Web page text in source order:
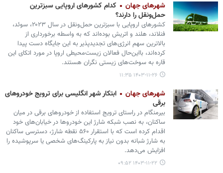
شهرهای جهان
کدام کشورهای اروپایی سبزترین
حمل‌ونقل را دارند؟
کشورهای اروپایی با سبزترین حمل‌ونقل در سال ۲۰۲۳، سوئد،
فنلاند، هلند و اتریش بوده‌اند که به واسطه برخورداری از
بالاترین سهم انرژی‌های تجدیدپذیر به این جایگاه دست پیدا
کرده‌اند، بااین‌حال فعالان زیست‌محیطی اروپا در مورد اتکای این
قاره به سوخت‌های زیستی نگران هستند.
۱۴۰۳-۱۱-۲۶ ۱۱:۳۵
شهرهای جهان
ابتکار شهر انگلیسی برای ترویج خودروهای
برقی
بیرمنگام در راستای ترویج استفاده از خودروهای برقی در میان
ساکنان، به نصب شبکه شارژ این خودروها در خیابان‌های خود
اقدام کرده است که با استقرار ۵۶۰ نقطه شارژ، دسترسی ساکنان
به شارژ شبانه بدون نیاز به پارکینگ‌های شخصی یا سرپوشیده را
افزایش می‌دهد.
۱۴۰۳-۱۱-۲۲ ۰۹:۵۲